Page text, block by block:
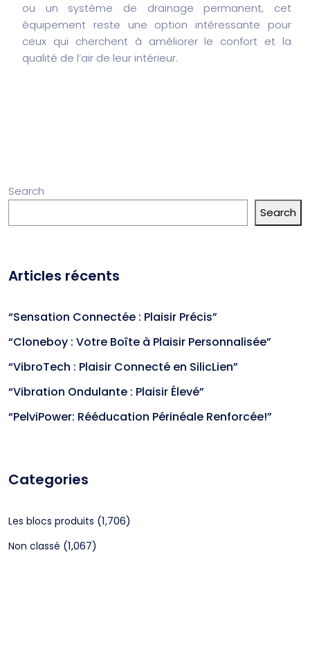
ou un système de drainage permanent, cet
équipement reste une option intéressante pour
ceux qui cherchent à améliorer le confort et la
qualité de l’air de leur intérieur.
Search
Search
Articles récents
“Sensation Connectée : Plaisir Précis”
“Cloneboy : Votre Boîte à Plaisir Personnalisée”
“VibroTech : Plaisir Connecté en SilicLien”
“Vibration Ondulante : Plaisir Élevé”
“PelviPower: Rééducation Périnéale Renforcée!”
Categories
Les blocs produits (1,706)
Non classé (1,067)